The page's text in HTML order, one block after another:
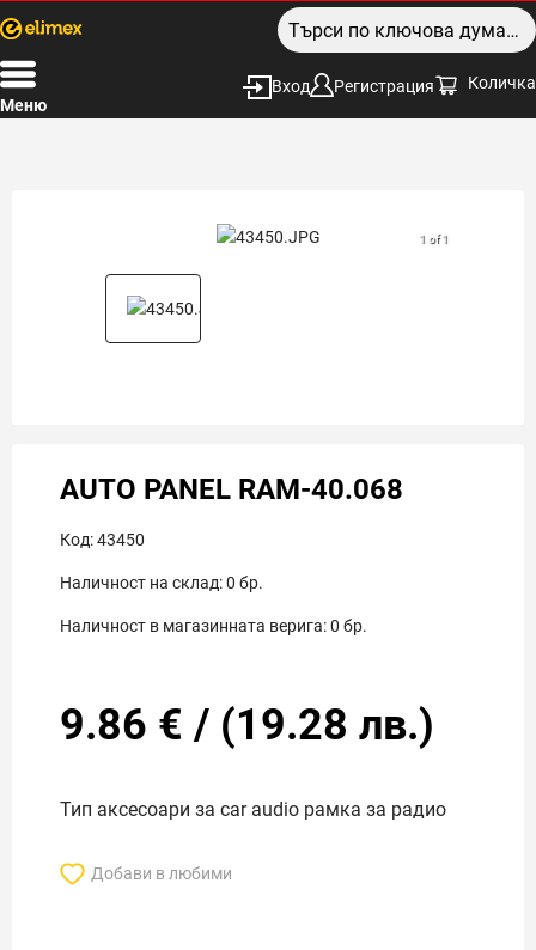
Меню
Вход Регистрация Количка
1 of 1
AUTO PANEL RAM-40.068
Код:43450
Наличност на склад:0 бр.
Наличност в магазинната верига:0 бр.
9.86 € / (19.28 лв.)
Тип аксесоари за car audio рамка за радио
Добави в любими